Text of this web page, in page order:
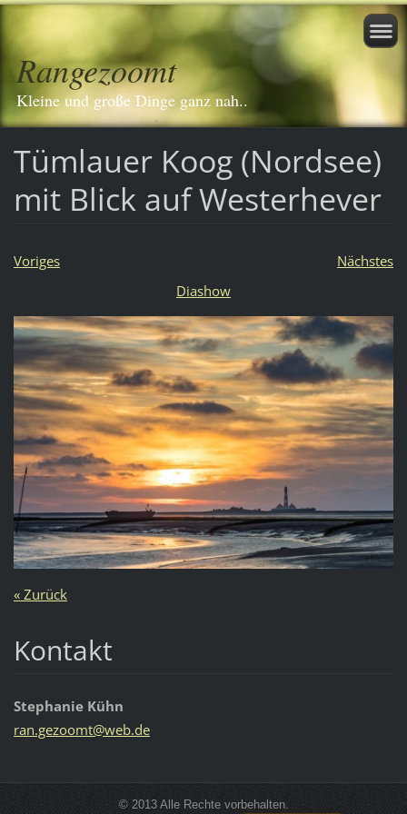
Rangezoomt
Kleine und große Dinge ganz nah..
Tümlauer Koog (Nordsee)
mit Blick auf Westerhever
Voriges
Nächstes
Diashow
« Zurück
Kontakt
Stephanie Kühn
ran.gezoomt@web.de
© 2013 Alle Rechte vorbehalten.